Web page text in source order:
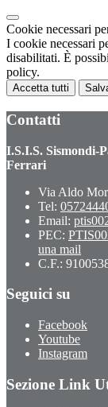
Cookie necessari
I cookie necessari
disabilitati. È
policy.
Accetta tutti
Contatti
I.S.I.S. Sismondi-
Ferrari
Via Aldo
Tel:
Email:
PEC:
una mail
C.F.:
Seguici su
Facebook
Youtube
Instagram
Sezione Link